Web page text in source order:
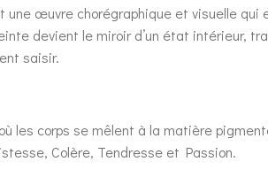
une œuvre chorégraphique et visuelle qui
devient le miroir d’un état intérieur,
saisir.
les corps se mêlent à la matière
Colère, Tendresse et Passion.